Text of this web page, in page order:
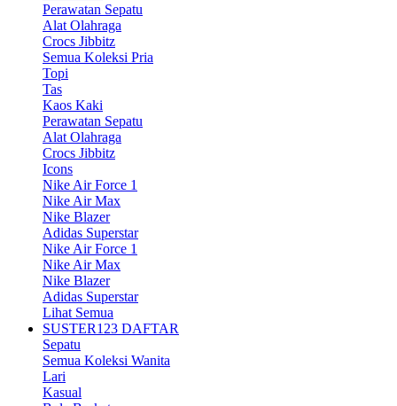
Perawatan Sepatu
Alat Olahraga
Crocs Jibbitz
Semua Koleksi Pria
Topi
Tas
Kaos Kaki
Perawatan Sepatu
Alat Olahraga
Crocs Jibbitz
Icons
Nike Air Force 1
Nike Air Max
Nike Blazer
Adidas Superstar
Nike Air Force 1
Nike Air Max
Nike Blazer
Adidas Superstar
Lihat Semua
SUSTER123 DAFTAR
Sepatu
Semua Koleksi Wanita
Lari
Kasual